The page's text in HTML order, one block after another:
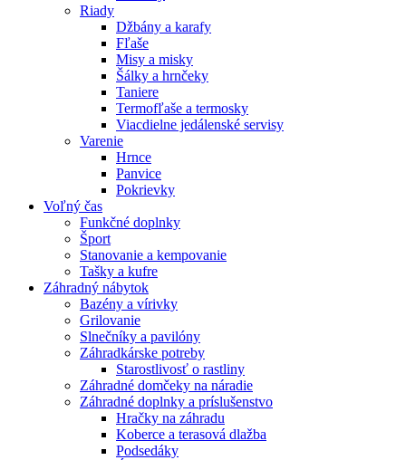
Riady
Džbány a karafy
Fľaše
Misy a misky
Šálky a hrnčeky
Taniere
Termofľaše a termosky
Viacdielne jedálenské servisy
Varenie
Hrnce
Panvice
Pokrievky
Voľný čas
Funkčné doplnky
Šport
Stanovanie a kempovanie
Tašky a kufre
Záhradný nábytok
Bazény a vírivky
Grilovanie
Slnečníky a pavilóny
Záhradkárske potreby
Starostlivosť o rastliny
Záhradné domčeky na náradie
Záhradné doplnky a príslušenstvo
Hračky na záhradu
Koberce a terasová dlažba
Podsedáky